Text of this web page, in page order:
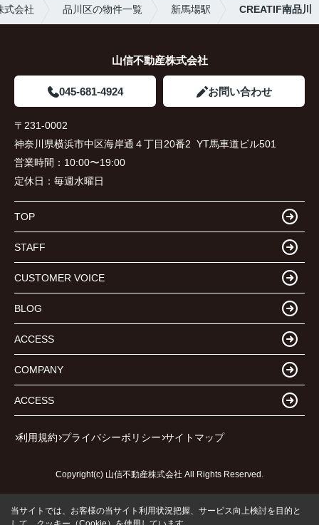
式会社 品川区の物件一覧 新馬場駅 CREATIF南品川
山信不動産株式会社
045-681-4924 お問い合わせ
〒231-0002
神奈川県横浜市中区海岸通４丁目20番2 YT馬車道ビル501
営業時間： 10:00〜19:00
定休日： 毎週水曜日
TOP
STAFF
CUSTOMER VOICE
BLOG
ACCESS
COMPANY
ACCESS
利用規約 プライバシーポリシー サイトマップ
Copyright(c) 山信不動産株式会社 All Rights Reserved.
当サイトでは、お客様の当サイト利用状況把握、サービス向上検討を目的と